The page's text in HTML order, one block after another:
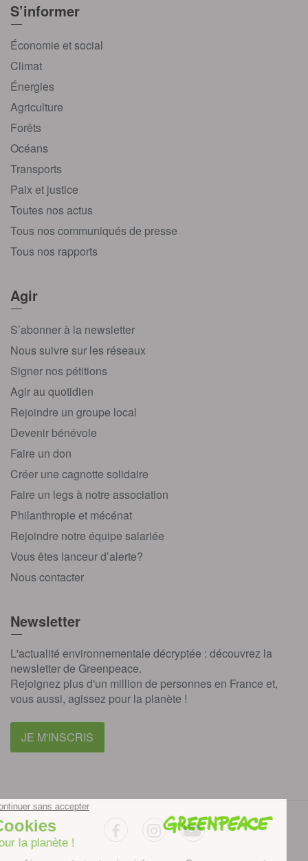
S’informer
Économie et social
Climat
Énergies
Agriculture
Forêts
Océans
Transports
Paix et justice
Toutes nos actus
Tous nos communiqués de presse
Tous nos rapports
Agir
S’abonner à la newsletter
Nous suivre sur les réseaux
Signer nos pétitions
Agir au quotidien
Rejoindre un groupe local
Devenir bénévole
Faire un don
Créer une cagnotte solidaire
Faire un legs à notre association
Philanthropie et mécénat
Rejoindre notre équipe salariée
Vous êtes lanceur d’alerte?
Nous contacter
Newsletter
L'actualité environnementale décryptée : découvrez la
newsletter de Greenpeace.
Rejoignez plus d'un million de personnes en France et,
vous aussi, agissez pour la planète !
JE M'INSCRIS
facebookinstagramyoutube